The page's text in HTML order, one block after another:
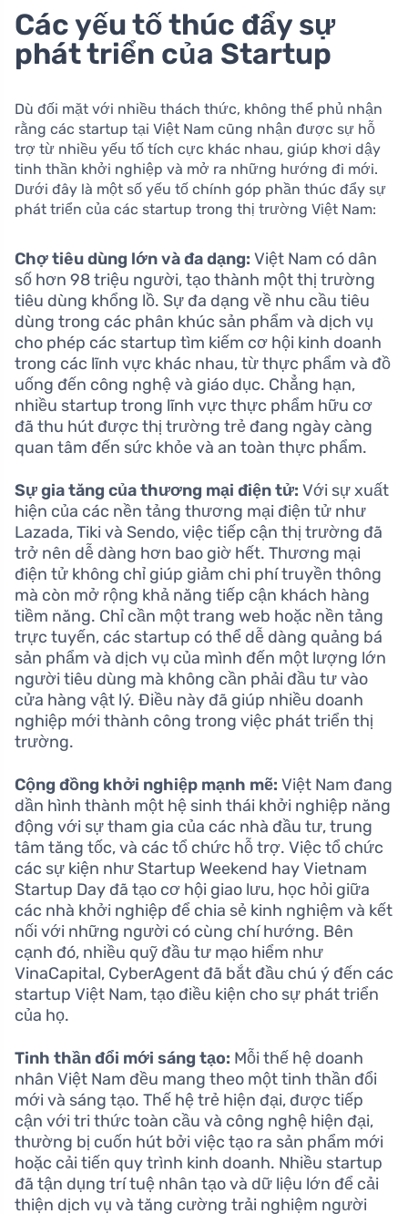
Các yếu tố thúc đẩy sự
phát triển của Startup
Dù đối mặt với nhiều thách thức, không thể phủ nhận
rằng các startup tại Việt Nam cũng nhận được sự hỗ
trợ từ nhiều yếu tố tích cực khác nhau, giúp khơi dậy
tinh thần khởi nghiệp và mở ra những hướng đi mới.
Dưới đây là một số yếu tố chính góp phần thúc đẩy sự
phát triển của các startup trong thị trường Việt Nam:
Chợ tiêu dùng lớn và đa dạng: Việt Nam có dân
số hơn 98 triệu người, tạo thành một thị trường
tiêu dùng khổng lồ. Sự đa dạng về nhu cầu tiêu
dùng trong các phân khúc sản phẩm và dịch vụ
cho phép các startup tìm kiếm cơ hội kinh doanh
trong các lĩnh vực khác nhau, từ thực phẩm và đồ
uống đến công nghệ và giáo dục. Chẳng hạn,
nhiều startup trong lĩnh vực thực phẩm hữu cơ
đã thu hút được thị trường trẻ đang ngày càng
quan tâm đến sức khỏe và an toàn thực phẩm.
Sự gia tăng của thương mại điện tử: Với sự xuất
hiện của các nền tảng thương mại điện tử như
Lazada, Tiki và Sendo, việc tiếp cận thị trường đã
trở nên dễ dàng hơn bao giờ hết. Thương mại
điện tử không chỉ giúp giảm chi phí truyền thông
mà còn mở rộng khả năng tiếp cận khách hàng
tiềm năng. Chỉ cần một trang web hoặc nền tảng
trực tuyến, các startup có thể dễ dàng quảng bá
sản phẩm và dịch vụ của mình đến một lượng lớn
người tiêu dùng mà không cần phải đầu tư vào
cửa hàng vật lý. Điều này đã giúp nhiều doanh
nghiệp mới thành công trong việc phát triển thị
trường.
Cộng đồng khởi nghiệp mạnh mẽ: Việt Nam đang
dần hình thành một hệ sinh thái khởi nghiệp năng
động với sự tham gia của các nhà đầu tư, trung
tâm tăng tốc, và các tổ chức hỗ trợ. Việc tổ chức
các sự kiện như Startup Weekend hay Vietnam
Startup Day đã tạo cơ hội giao lưu, học hỏi giữa
các nhà khởi nghiệp để chia sẻ kinh nghiệm và kết
nối với những người có cùng chí hướng. Bên
cạnh đó, nhiều quỹ đầu tư mạo hiểm như
VinaCapital, CyberAgent đã bắt đầu chú ý đến các
startup Việt Nam, tạo điều kiện cho sự phát triển
của họ.
Tinh thần đổi mới sáng tạo: Mỗi thế hệ doanh
nhân Việt Nam đều mang theo một tinh thần đổi
mới và sáng tạo. Thế hệ trẻ hiện đại, được tiếp
cận với tri thức toàn cầu và công nghệ hiện đại,
thường bị cuốn hút bởi việc tạo ra sản phẩm mới
hoặc cải tiến quy trình kinh doanh. Nhiều startup
đã tận dụng trí tuệ nhân tạo và dữ liệu lớn để cải
thiện dịch vụ và tăng cường trải nghiệm người